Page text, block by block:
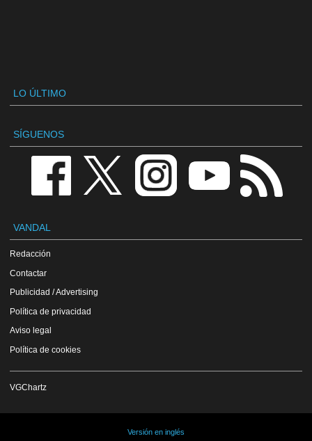
LO ÚLTIMO
SÍGUENOS
VANDAL
Redacción
Contactar
Publicidad / Advertising
Política de privacidad
Aviso legal
Política de cookies
VGChartz
Versión en inglés